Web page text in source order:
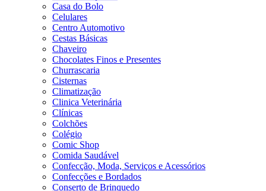
Casa do Bolo
Celulares
Centro Automotivo
Cestas Básicas
Chaveiro
Chocolates Finos e Presentes
Churrascaria
Cisternas
Climatização
Clinica Veterinária
Clínicas
Colchões
Colégio
Comic Shop
Comida Saudável
Confecção, Moda, Serviços e Acessórios
Confecções e Bordados
Conserto de Brinquedo